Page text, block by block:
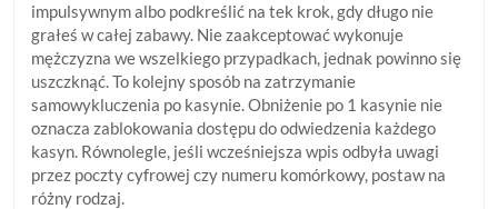
impulsywnym albo podkreślić na tek krok, gdy długo nie
grałeś w całej zabawy. Nie zaakceptować wykonuje
mężczyzna we wszelkiego przypadkach, jednak powinno się
uszczknąć. To kolejny sposób na zatrzymanie
samowykluczenia po kasynie. Obniżenie po 1 kasynie nie
oznacza zablokowania dostępu do odwiedzenia każdego
kasyn. Równolegle, jeśli wcześniejsza wpis odbyła uwagi
przez poczty cyfrowej czy numeru komórkowy, postaw na
różny rodzaj.